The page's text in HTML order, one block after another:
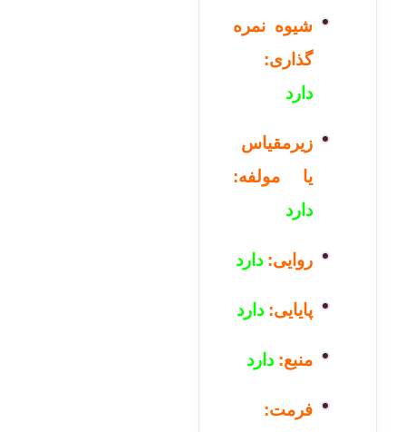
شیوه نمره
گذاری:
دارد
زیرمقیاس
یا مولفه:
دارد
روایی: دارد
پایایی: دارد
منبع: دارد
فرمت: